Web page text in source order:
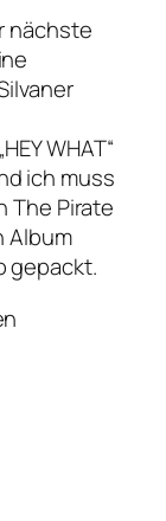
nächste
WHAT“
ich muss
The Pirate
Album
gepackt.